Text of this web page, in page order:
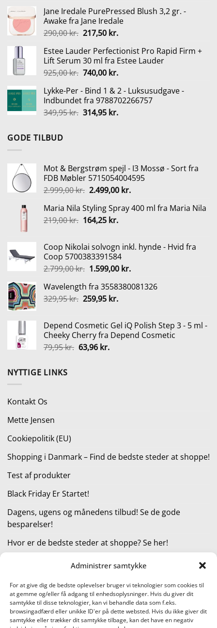
Administrer samtykke
For at give dig de bedste oplevelser bruger vi teknologier som cookies til
at gemme og/eller få adgang til enhedsoplysninger. Hvis du giver dit
samtykke til disse teknologier, kan vi behandle data som f.eks.
browsingadfærd eller unikke ID'er på dette websted. Hvis du ikke giver dit
samtykke eller trækker dit samtykke tilbage, kan det have en negativ
pris
var:
179,95 kr..
pris
er:
139,95 kr..
Jane Iredale PurePressed Blush 3,2 gr. -
Awake fra Jane Iredale
290,00kr. Den
pris
var:
290,00 kr..
217,50 kr.Den
pris
er:
217,50 kr..
Estee Lauder Perfectionist Pro Rapid Firm +
Lift Serum 30 ml fra Estee Lauder
925,00kr. Den
pris
var:
925,00 kr..
740,00 kr.Den
pris
er:
740,00 kr..
Lykke-Per - Bind 1 & 2 - Luksusudgave -
Indbundet fra 9788702266757
349,95kr. Den
314,95 kr.Den
GODE TILBUD
Mot & Bergstrøm spejl - I3 Mossø - Sort fra
FDB Møbler 5715054004595
2.999,00kr. Den
pris
var:
2.499,00 kr.Den
pris
Maria Nila Styling Spray 400 ml fra Maria Nila
219,00kr. Den
var:
219,00 kr..
164,25 kr.Den
er:
164,25 kr..
Coop Nikolai solvogn inkl. hynde - Hvid fra
Coop 5700383391584
2.799,00kr. Den
pris
var:
1.599,00 kr.Den
pris
Wavelength fra 3558380081326
329,95kr. Den
var:
329,95 kr..
259,95 kr.Den
er:
259,95 kr..
Depend Cosmetic Gel iQ Polish Step 3 - 5 ml -
Cheeky Cherry fra Depend Cosmetic
79,95kr. Den
63,96 kr.Den
NYTTIGE LINKS
Kontakt Os
Mette Jensen
Cookiepolitik (EU)
Shopping i Danmark – Find de bedste steder at shoppe!
Test af produkter
Black Friday Er Startet!
Dagens, ugens og månedens tilbud! Se de gode
besparelser!
Hvor er de bedste steder at shoppe? Se her!
Kategorier